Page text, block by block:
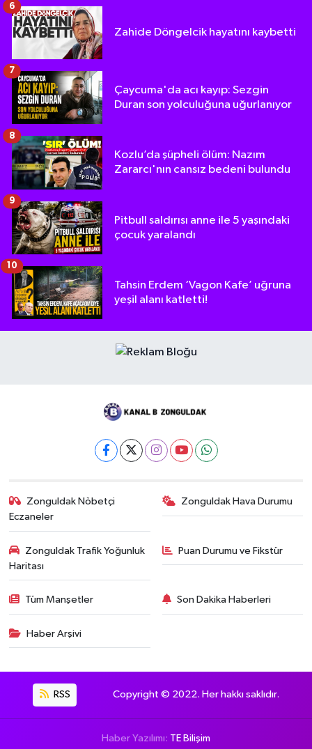
Zahide Döngelcik hayatını kaybetti
6
Çaycuma'da acı kayıp: Sezgin
Duran son yolculuğuna uğurlanıyor
7
Kozlu’da şüpheli ölüm: Nazım
Zararcı'nın cansız bedeni bulundu
8
Pitbull saldırısı anne ile 5 yaşındaki
çocuk yaralandı
9
Tahsin Erdem ‘Vagon Kafe’ uğruna
yeşil alanı katletti!
10
Zonguldak Nöbetçi
Eczaneler
Zonguldak Hava Durumu
Zonguldak Trafik Yoğunluk
Haritası
Puan Durumu ve Fikstür
Tüm Manşetler Son Dakika Haberleri
Haber Arşivi
RSS Copyright © 2022. Her hakkı saklıdır.
Haber Yazılımı: TE Bilişim